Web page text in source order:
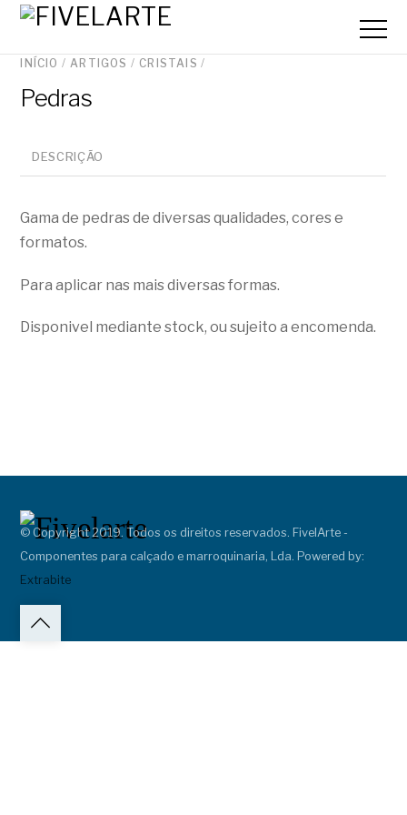
INÍCIO /ARTIGOS / CRISTAIS /
Pedras
DESCRIÇÃO
Gama de pedras de diversas qualidades, cores e
formatos.
Para aplicar nas mais diversas formas.
Disponivel mediante stock, ou sujeito a encomenda.
© Copyright 2019. Todos os direitos reservados. FivelArte -
Componentes para calçado e marroquinaria, Lda. Powered by:
Extrabite